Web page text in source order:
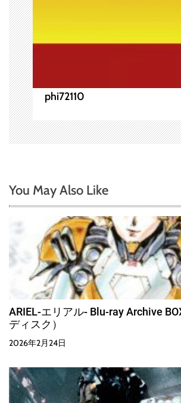
phi72110
You May Also Like
ARIEL-エリアル- Blu-ray Archive
ディスク）
2026年2月24日